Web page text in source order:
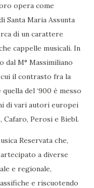
opera come
Santa Maria Assunta
di un carattere
cappelle musicali. In
dal M° Massimiliano
il contrasto fra la
del ‘900 è messo
di vari autori europei
Perosi e Biebl.
Reservata che,
a diverse
e regionale,
e riscuotendo